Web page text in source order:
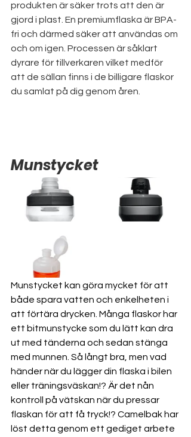
produkten är säker trots att den är
gjord i plast. En premiumflaska är BPA-
fri och därmed säker att användas om
och om igen. Processen är såklart
dyrare för tillverkaren vilket medför
att de sällan finns i de billigare flaskor
du samlat på dig genom åren.
Munstycket
Munstycket kan göra mycket för att
både spara vatten och enkelheten i
att förtära drycken. Många flaskor har
ett bitmunstycke som du lätt kan dra
ut med tänderna och sedan stänga
med munnen. Så långt bra, men vad
händer när du lägger din flaska i bilen
eller träningsväskan!? Är det nån
kontroll på vätskan när du pressar
flaskan för att få tryck!? Camelbak har
löst detta genom ett gediget arbete